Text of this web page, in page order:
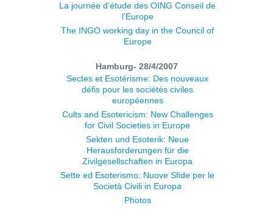
La journée d’étude des OING Conseil de
l’Europe
The INGO working day in the Council of
Europe
Hamburg- 28/4/2007
Sectes et Esotérisme: Des nouveaux
défis pour les sociétés civiles
européennes
Cults and Esotericism: New Challenges
for Civil Societies in Europe
Sekten und Esoterik: Neue
Herausforderungen für die
Zivilgesellschaften in Europa
Sette ed Esoterismo: Nuove Sfide per le
Società Civili in Europa
Photos